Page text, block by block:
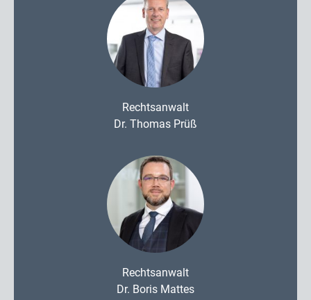
Rechtsanwalt
Dr. Thomas Prüß
Rechtsanwalt
Dr. Boris Mattes